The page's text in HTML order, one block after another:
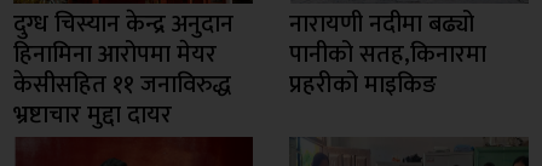
दुग्ध चिस्यान केन्द्र अनुदान
हिनामिना आरोपमा मेयर
केसीसहित ११ जनाविरुद्ध
भ्रष्टाचार मुद्दा दायर
नारायणी नदीमा बढ्यो
पानीको सतह,किनारमा
प्रहरीको माइकिङ